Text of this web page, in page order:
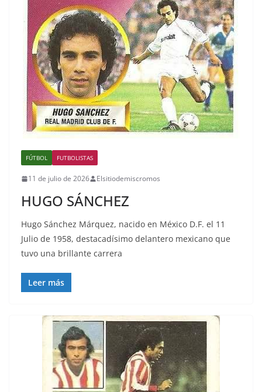
FÚTBOL FUTBOLISTAS
11 de julio de 2026 Elsitiodemiscromos
HUGO SÁNCHEZ
Hugo Sánchez Márquez, nacido en México D.F. el 11
Julio de 1958, destacadísimo delantero mexicano que
tuvo una brillante carrera
Leer más